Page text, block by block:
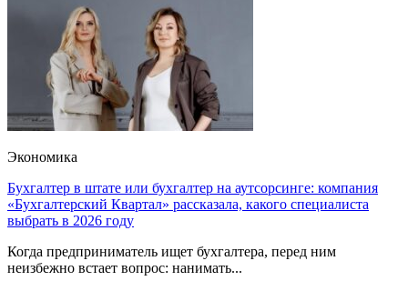
Экономика
Бухгалтер в штате или бухгалтер на аутсорсинге: компания
«Бухгалтерский Квартал» рассказала, какого специалиста
выбрать в 2026 году
Когда предприниматель ищет бухгалтера, перед ним
неизбежно встает вопрос: нанимать...